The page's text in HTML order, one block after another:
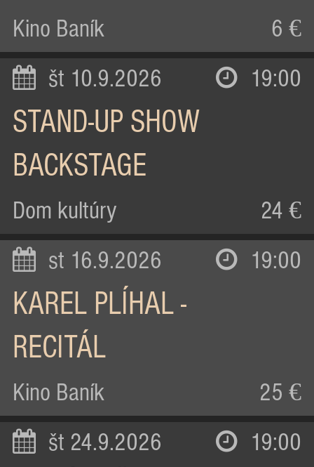
Kino Baník 6 €
št 10.9.2026 19:00
STAND-UP SHOW
BACKSTAGE
Dom kultúry 24 €
st 16.9.2026 19:00
KAREL PLÍHAL -
RECITÁL
Kino Baník 25 €
št 24.9.2026 19:00